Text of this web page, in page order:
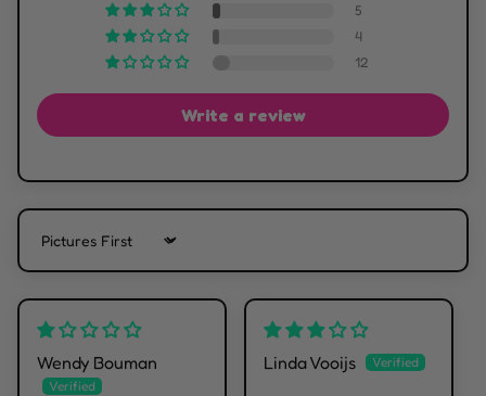
5
4
12
Write a review
Sort by
Wendy Bouman Linda Vooijs